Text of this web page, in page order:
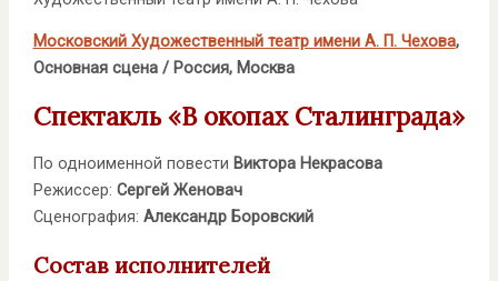
Московский Художественный театр имени А. П. Чехова,
Основная сцена/ Россия, Москва
Спектакль «В окопах Сталинграда»
По одноименной повести Виктора Некрасова
Режиссер: Сергей Женовач
Сценография: Александр Боровский
Состав исполнителей